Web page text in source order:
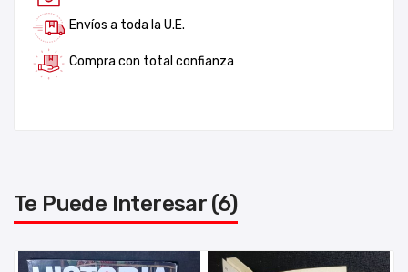
Envíos a toda la U.E.
Compra con total confianza
Te Puede Interesar (6)